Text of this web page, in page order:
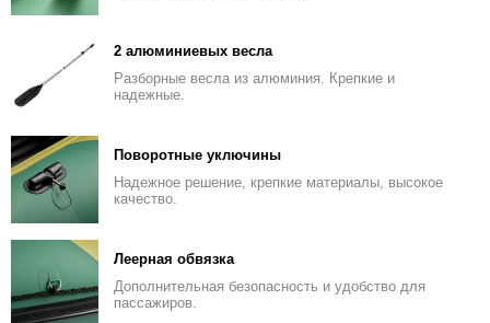
2 алюминиевых весла
Разборные весла из алюминия. Крепкие и
надежные.
Поворотные уключины
Надежное решение, крепкие материалы, высокое
качество.
Леерная обвязка
Дополнительная безопасность и удобство для
пассажиров.